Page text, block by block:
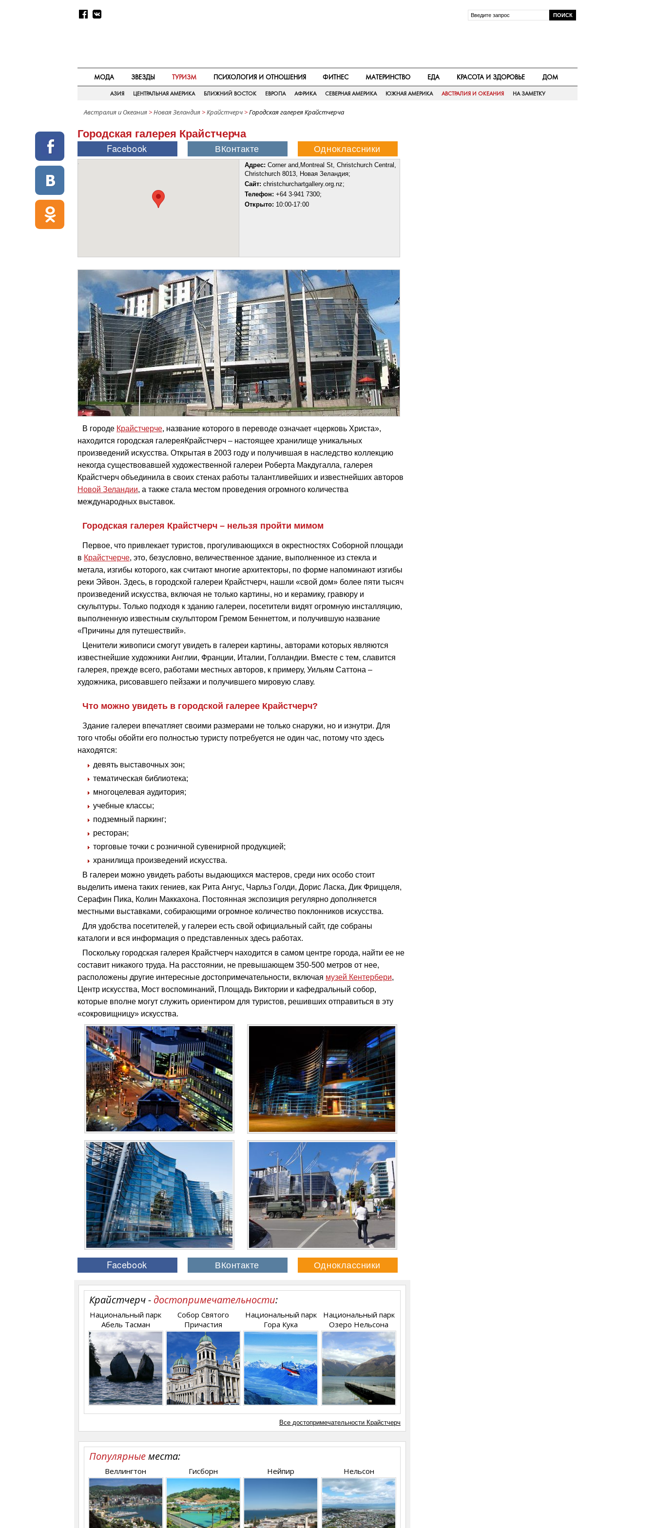
МОДА ЗВЕЗДЫ ТУРИЗМ ПСИХОЛОГИЯ И ОТНОШЕНИЯ ФИТНЕС МАТЕРИНСТВО ЕДА КРАСОТА И ЗДОРОВЬЕ ДОМ
АЗИЯ ЦЕНТРАЛЬНАЯ АМЕРИКА БЛИЖНИЙ ВОСТОК ЕВРОПА АФРИКА СЕВЕРНАЯ АМЕРИКА ЮЖНАЯ АМЕРИКА АВСТРАЛИЯ И ОКЕАНИЯ НА ЗАМЕТКУ
Австралия и Океания >Новая Зеландия >Крайстчерч >Городская галерея Крайстчерча
Городская галерея Крайстчерча
Адрес: Corner and,Montreal St, Christchurch Central,
Christchurch 8013, Новая Зеландия;
Сайт: christchurchartgallery.org.nz;
Телефон: +64 3-941 7300;
Открыто: 10:00-17:00
В городе Крайстчерче, название которого в переводе означает «церковь Христа»,
находится городская галереяКрайстчерч – настоящее хранилище уникальных
произведений искусства. Открытая в 2003 году и получившая в наследство коллекцию
некогда существовавшей художественной галереи Роберта Макдугалла, галерея
Крайстчерч объединила в своих стенах работы талантливейших и известнейших авторов
Новой Зеландии, а также стала местом проведения огромного количества
международных выставок.
Городская галерея Крайстчерч – нельзя пройти мимом
Первое, что привлекает туристов, прогуливающихся в окрестностях Соборной площади
в Крайстчерче, это, безусловно, величественное здание, выполненное из стекла и
метала, изгибы которого, как считают многие архитекторы, по форме напоминают изгибы
реки Эйвон. Здесь, в городской галереи Крайстчерч, нашли «свой дом» более пяти тысяч
произведений искусства, включая не только картины, но и керамику, гравюру и
скульптуры. Только подходя к зданию галереи, посетители видят огромную инсталляцию,
выполненную известным скульптором Гремом Беннеттом, и получившую название
«Причины для путешествий».
Ценители живописи смогут увидеть в галереи картины, авторами которых являются
известнейшие художники Англии, Франции, Италии, Голландии. Вместе с тем, славится
галерея, прежде всего, работами местных авторов, к примеру, Уильям Саттона –
художника, рисовавшего пейзажи и получившего мировую славу.
Что можно увидеть в городской галерее Крайстчерч?
Здание галереи впечатляет своими размерами не только снаружи, но и изнутри. Для
того чтобы обойти его полностью туристу потребуется не один час, потому что здесь
находятся:
девять выставочных зон;
тематическая библиотека;
многоцелевая аудитория;
учебные классы;
подземный паркинг;
ресторан;
торговые точки с розничной сувенирной продукцией;
хранилища произведений искусства.
В галереи можно увидеть работы выдающихся мастеров, среди них особо стоит
выделить имена таких гениев, как Рита Ангус, Чарльз Голди, Дорис Ласка, Дик Фриццеля,
Серафин Пика, Колин Маккахона. Постоянная экспозиция регулярно дополняется
местными выставками, собирающими огромное количество поклонников искусства.
Для удобства посетителей, у галереи есть свой официальный сайт, где собраны
каталоги и вся информация о представленных здесь работах.
Поскольку городская галерея Крайстчерч находится в самом центре города, найти ее не
составит никакого труда. На расстоянии, не превышающем 350-500 метров от нее,
расположены другие интересные достопримечательности, включая музей Кентербери,
Центр искусства, Мост воспоминаний, Площадь Виктории и кафедральный собор,
которые вполне могут служить ориентиром для туристов, решивших отправиться в эту
«сокровищницу» искусства.
Крайстчерч - достопримечательности:
Национальный парк
Абель Тасман
Собор Святого
Причастия
Национальный парк
Гора Кука
Национальный парк
Озеро Нельсона
Все достопримечательности Крайстчерч
Популярныеместа:
Веллингтон Гисборн Нейпир Нельсон